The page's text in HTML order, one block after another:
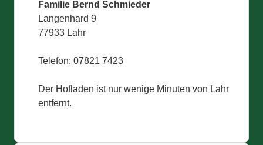
Familie Bernd Schmieder
Langenhard 9
77933 Lahr
Telefon: 07821 7423
Der Hofladen ist nur wenige Minuten von Lahr
entfernt.